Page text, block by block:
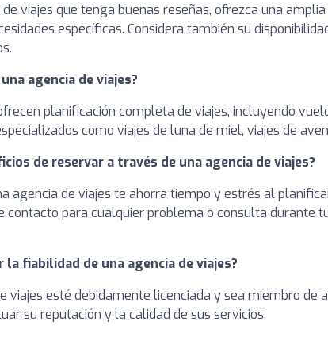
viajes que tenga buenas reseñas, ofrezca una
específicas. Considera también su
agencia de viajes?
planificación completa de viajes, incluyendo
como viajes de luna de miel, viajes de
de reservar a través de una agencia de viajes?
agencia de viajes te ahorra tiempo y estrés al
contacto para cualquier problema o consulta durante
la fiabilidad de una agencia de viajes?
viajes esté debidamente licenciada y sea miembro
su reputación y la calidad de sus servicios.